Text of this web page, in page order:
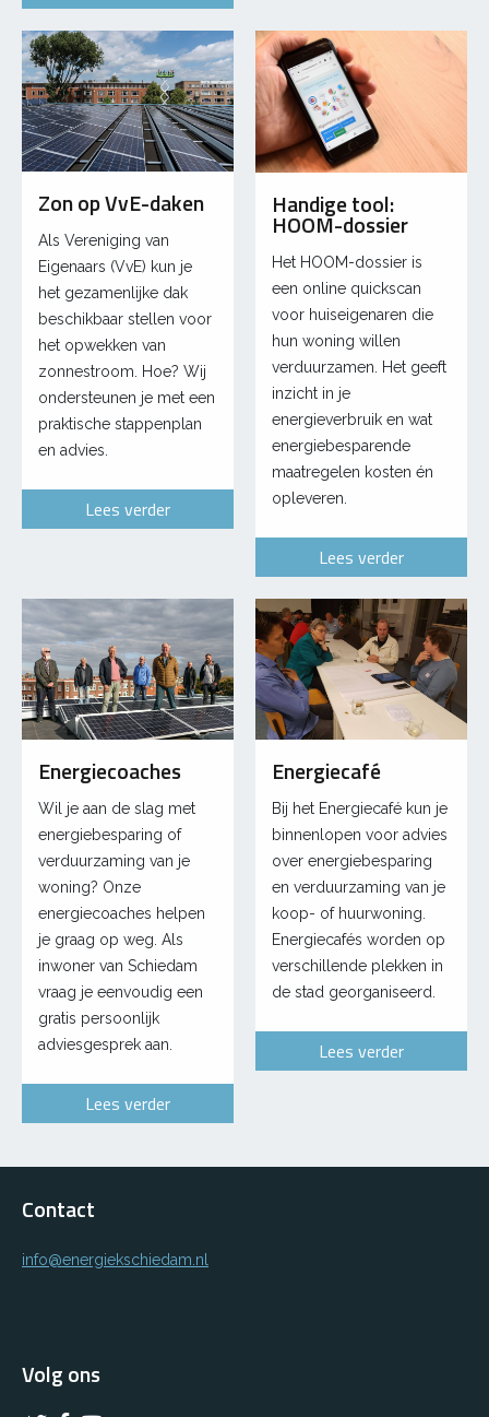
Zon op VvE-daken
Als Vereniging van
Eigenaars (VvE) kun je
het gezamenlijke dak
beschikbaar stellen voor
het opwekken van
zonnestroom. Hoe? Wij
ondersteunen je met een
praktische stappenplan
en advies.
Lees verder
Handige tool:
HOOM-dossier
Het HOOM-dossier is
een online quickscan
voor huiseigenaren die
hun woning willen
verduurzamen. Het geeft
inzicht in je
energieverbruik en wat
energiebesparende
maatregelen kosten én
opleveren.
Lees verder
Energiecoaches
Wil je aan de slag met
energiebesparing of
verduurzaming van je
woning? Onze
energiecoaches helpen
je graag op weg. Als
inwoner van Schiedam
vraag je eenvoudig een
gratis persoonlijk
adviesgesprek aan.
Lees verder
Energiecafé
Bij het Energiecafé kun je
binnenlopen voor advies
over energiebesparing
en verduurzaming van je
koop- of huurwoning.
Energiecafés worden op
verschillende plekken in
de stad georganiseerd.
Lees verder
Contact
info@energiekschiedam.nl
Volg ons